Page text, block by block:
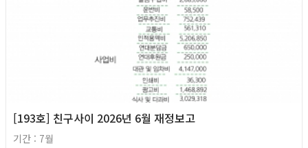
[193호] 친구사이 2026년 6월 재정보고
기간 : 7월